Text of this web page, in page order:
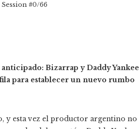
#0/66
Bizarrap y Daddy Yankee
para establecer un nuevo rumbo
y esta vez el productor argentino no